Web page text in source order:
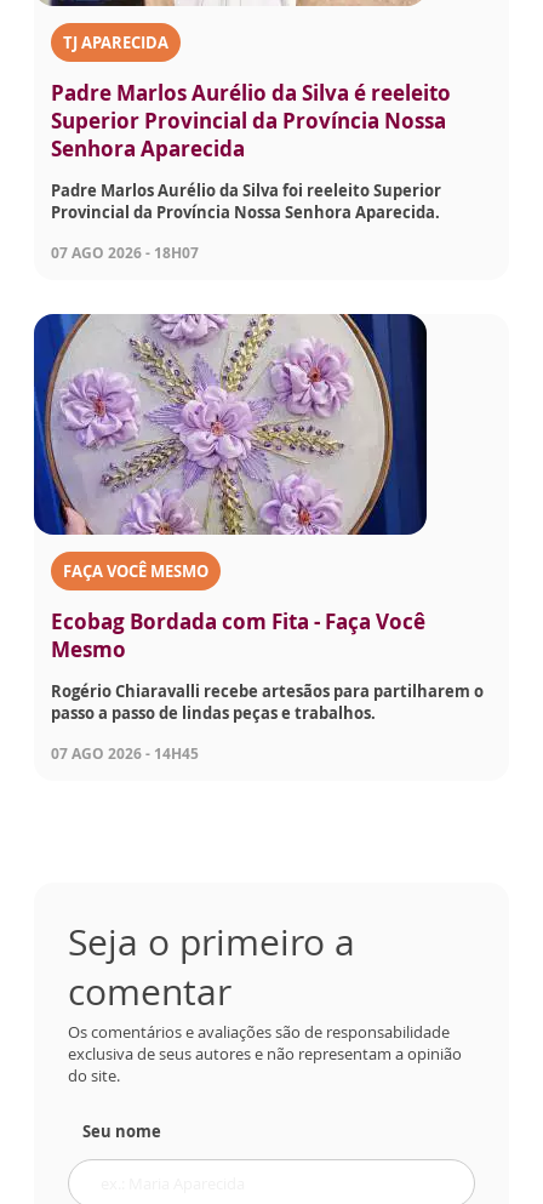
TJ APARECIDA
Padre Marlos Aurélio da Silva é reeleito
Superior Provincial da Província Nossa
Senhora Aparecida
Padre Marlos Aurélio da Silva foi reeleito Superior
Provincial da Província Nossa Senhora Aparecida.
07 AGO 2026 - 18H07
FAÇA VOCÊ MESMO
Ecobag Bordada com Fita - Faça Você
Mesmo
Rogério Chiaravalli recebe artesãos para partilharem o
passo a passo de lindas peças e trabalhos.
07 AGO 2026 - 14H45
Seja o primeiro a
comentar
Os comentários e avaliações são de responsabilidade
exclusiva de seus autores e não representam a opinião
do site.
Seu nome